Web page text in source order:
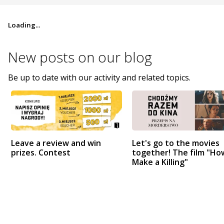
Loading...
New posts on our blog
Be up to date with our activity and related topics.
Leave a review and win
prizes. Contest
Let's go to the movies
together! The film
Make a Killing"